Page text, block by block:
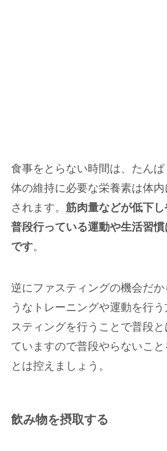
食事をとらない時間は、たん
体の維持に必要な栄養素は体
されます。 筋肉量などが低下し
普段行っている運動や生活習
です。
逆にファスティングの機会だ
うなトレーニングや運動を行
スティングを行うことで普段
ていますので普段やらないこと
とは控えましょう。
飲み物を摂取する